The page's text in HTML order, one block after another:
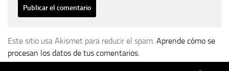
Este sitio usa Akismet para reducir el spam. Aprende cómo se
procesan los datos de tus comentarios.